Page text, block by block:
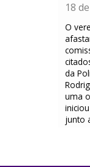
18
O
da
uma
junto